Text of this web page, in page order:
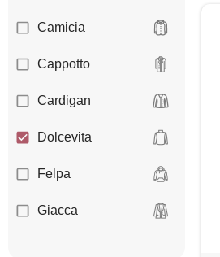
Camicia
Cappotto
Cardigan
Dolcevita
Felpa
Giacca